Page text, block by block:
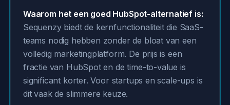
Waarom het een goed HubSpot-alternatief is:
Sequenzy biedt de kernfunctionaliteit die SaaS-
teams nodig hebben zonder de bloat van een
volledig marketingplatform. De prijs is een
fractie van HubSpot en de time-to-value is
significant korter. Voor startups en scale-ups is
dit vaak de slimmere keuze.